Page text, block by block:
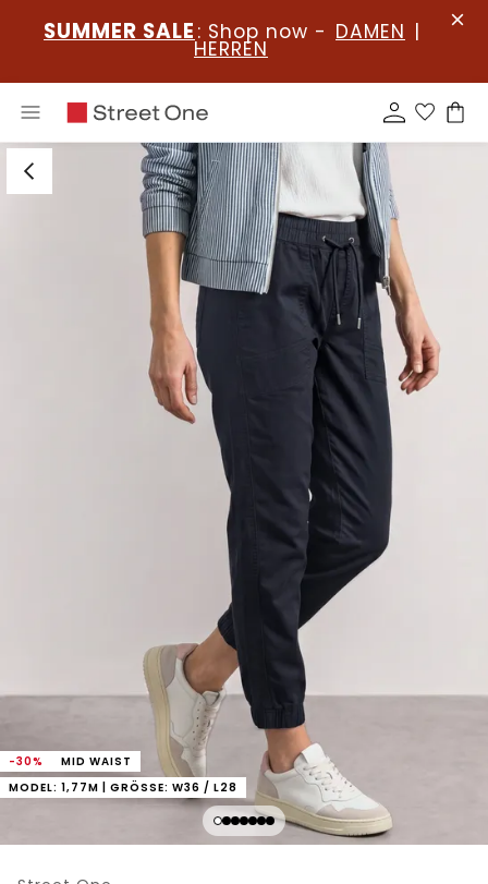
SUMMER SALE : Shop now - DAMEN |
HERREN
-30%
MID WAIST
MODEL: 1,77M | GRÖSSE: W36 / L28